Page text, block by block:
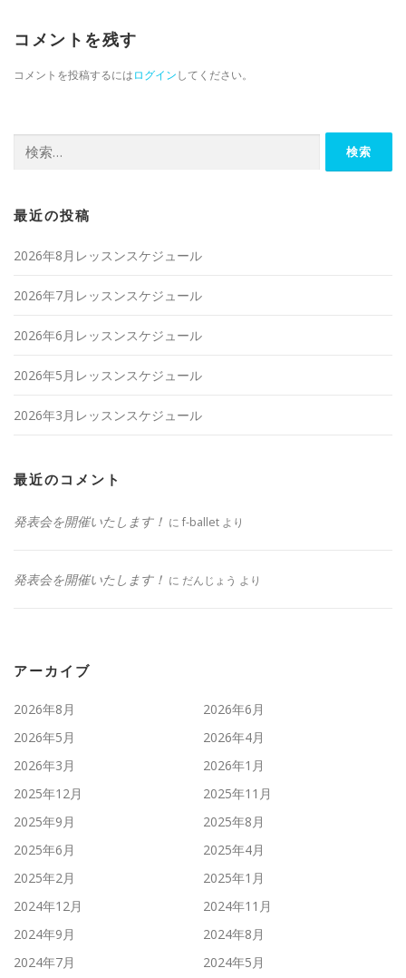
コメントを残す
コメントを投稿するにはログインしてください。
検索:
最近の投稿
2026年8月レッスンスケジュール
2026年7月レッスンスケジュール
2026年6月レッスンスケジュール
2026年5月レッスンスケジュール
2026年3月レッスンスケジュール
最近のコメント
発表会を開催いたします！ に f-ballet より
発表会を開催いたします！ に だんじょう より
アーカイブ
2026年8月
2026年6月
2026年5月
2026年4月
2026年3月
2026年1月
2025年12月
2025年11月
2025年9月
2025年8月
2025年6月
2025年4月
2025年2月
2025年1月
2024年12月
2024年11月
2024年9月
2024年8月
2024年7月
2024年5月